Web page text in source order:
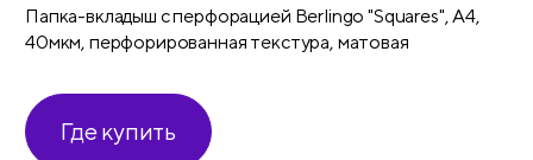
Папка-вкладыш с перфорацией Berlingo "Squares", А4,
40мкм, перфорированная текстура, матовая
Где купить